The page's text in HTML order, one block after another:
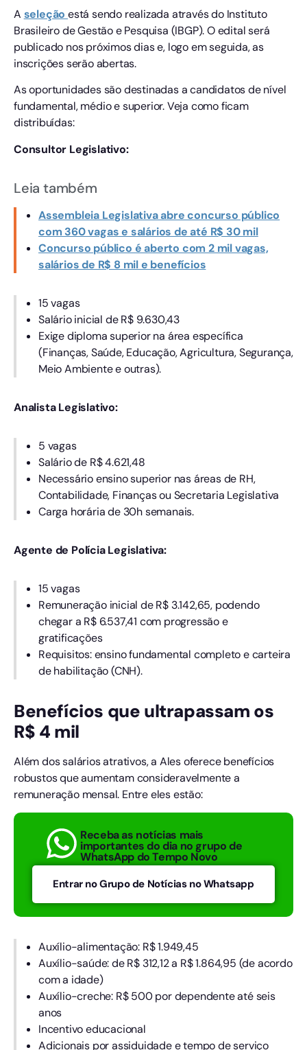
A seleçãoestá sendo realizada através do Instituto
Brasileiro de Gestão e Pesquisa (IBGP). O edital será
publicado nos próximos dias e, logo em seguida, as
inscrições serão abertas.
As oportunidades são destinadas a candidatos de nível
fundamental, médio e superior. Veja como ficam
distribuídas:
Consultor Legislativo:
Leia também
Assembleia Legislativa abre concurso público
com 360 vagas e salários de até R$ 30 mil
Concurso público é aberto com 2 mil vagas,
salários de R$ 8 mil e benefícios
15 vagas
Salário inicial de R$ 9.630,43
Exige diploma superior na área específica
(Finanças, Saúde, Educação, Agricultura, Segurança,
Meio Ambiente e outras).
Analista Legislativo:
5 vagas
Salário de R$ 4.621,48
Necessário ensino superior nas áreas de RH,
Contabilidade, Finanças ou Secretaria Legislativa
Carga horária de 30h semanais.
Agente de Polícia Legislativa:
15 vagas
Remuneração inicial de R$ 3.142,65, podendo
chegar a R$ 6.537,41 com progressão e
gratificações
Requisitos: ensino fundamental completo e carteira
de habilitação (CNH).
Benefícios que ultrapassam os
R$ 4 mil
Além dos salários atrativos, a Ales oferece benefícios
robustos que aumentam consideravelmente a
remuneração mensal. Entre eles estão:
Receba as notícias mais
importantes do dia no grupo de
WhatsApp do Tempo Novo
Entrar no Grupo de Notícias no Whatsapp
Auxílio-alimentação: R$ 1.949,45
Auxílio-saúde: de R$ 312,12 a R$ 1.864,95 (de acordo
com a idade)
Auxílio-creche: R$ 500 por dependente até seis
anos
Incentivo educacional
Adicionais por assiduidade e tempo de serviço